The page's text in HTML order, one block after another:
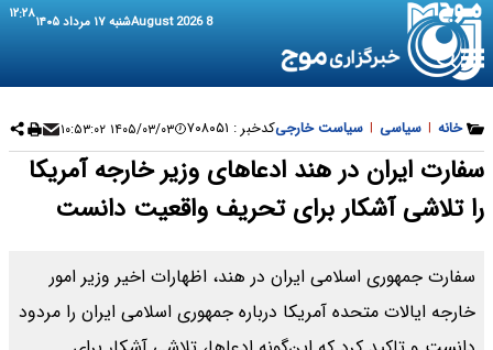
8 August 2026 شنبه ۱۷ مرداد ۱۴۰۵ ۱۲:۲۸
خانه | سیاسی | سیاست خارجیکدخبر : ۷۰۸۰۵۱ ۱۴۰۵/۰۳/۰۳ ۱۰:۵۳:۰۲
سفارت ایران در هند ادعاهای وزیر خارجه آمریکا
را تلاشی آشکار برای تحریف واقعیت دانست
سفارت جمهوری اسلامی ایران در هند، اظهارات اخیر وزیر امور
خارجه ایالات متحده آمریکا درباره جمهوری اسلامی ایران را مردود